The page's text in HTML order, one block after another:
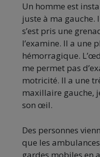
Un homme est
juste à ma gauche.
s’est pris une
l’examine. Il a une
hémorragique.
me permet pas
motricité. Il a une
maxillaire gauche,
son œil.
Des personnes
que les